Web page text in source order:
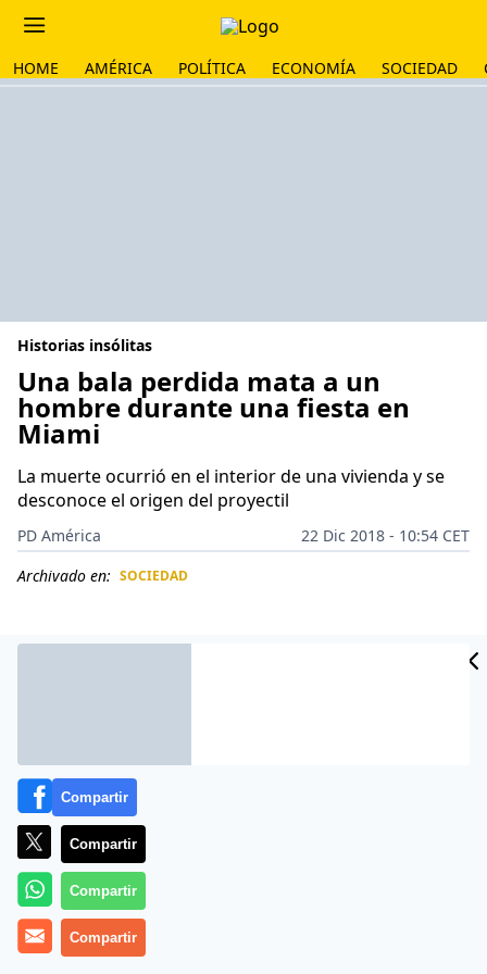
HOME AMÉRICA POLÍTICA ECONOMÍA SOCIEDAD
Historias insólitas
Una bala perdida mata a un
hombre durante una fiesta en
Miami
La muerte ocurrió en el interior de una vivienda y se
desconoce el origen del proyectil
PD América
22 Dic 2018 - 10:54 CET
Archivado en: SOCIEDAD
Un hombre que se hallaba en casa de un amigo donde
se celebraba una fiesta con motivo de la
Compartir
Compartir
Compartir
Compartir